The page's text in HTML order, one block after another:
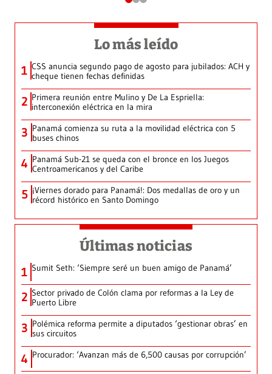
Lo más leído
1 CSS anuncia segundo pago de agosto para jubilados: ACH y
cheque tienen fechas definidas
2 Primera reunión entre Mulino y De La Espriella:
interconexión eléctrica en la mira
3 Panamá comienza su ruta a la movilidad eléctrica con 5
buses chinos
4 Panamá Sub-21 se queda con el bronce en los Juegos
Centroamericanos y del Caribe
5 ¡Viernes dorado para Panamá!: Dos medallas de oro y un
récord histórico en Santo Domingo
Últimas noticias
1 Sumit Seth: ‘Siempre seré un buen amigo de Panamá’
2 Sector privado de Colón clama por reformas a la Ley de
Puerto Libre
3 Polémica reforma permite a diputados ‘gestionar obras’ en
sus circuitos
4 Procurador: ‘Avanzan más de 6,500 causas por corrupción’